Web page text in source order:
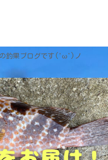
の釣果ブログです('ω')ノ